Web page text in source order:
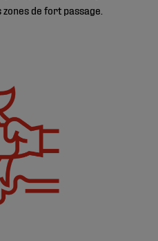
de fort passage.